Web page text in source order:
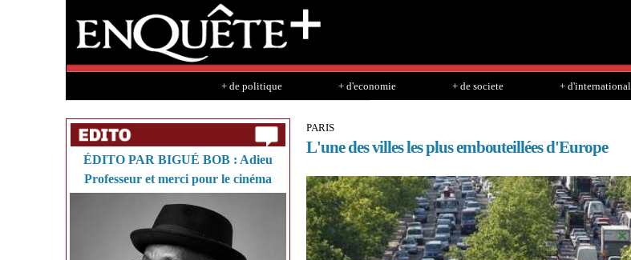
+ de politique + d'economie + de societe + d'international
ÉDITO PAR BIGUÉ BOB : Adieu
Professeur et merci pour le cinéma
PARIS
L'une des villes les plus embouteillées d'Europe